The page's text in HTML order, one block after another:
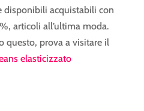
disponibili acquistabili con
articoli all’ultima moda.
questo, prova a visitare il
elasticizzato